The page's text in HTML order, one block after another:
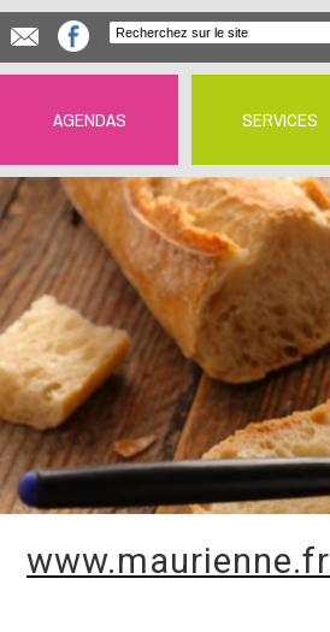
AGENDAS SERVICES
www.maurienne.fr